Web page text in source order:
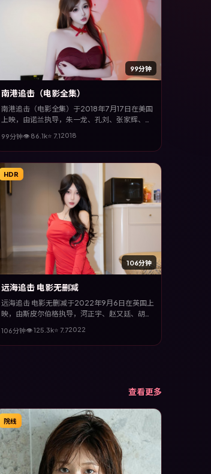
99分钟
南港追击（电影全集）
南港追击（电影全集）于2018年7月17日在美国
上映，由诺兰执导，朱一龙、孔刘、张家辉、王
实事件与社会议题，兼具娱乐性与思考空间。
99分钟👁 86.1k⭐ 7.12018
106分钟
HDR
远海追击 电影无删减
远海追击 电影无删减于2022年9月6日在英国上
映，由斯皮尔伯格执导，河正宇、赵又廷、胡
叙事线交织收束，悬念与情感并重，适合喜欢强
情节的观众。
106分钟👁125.3k⭐ 7.72022
查看更多
院线